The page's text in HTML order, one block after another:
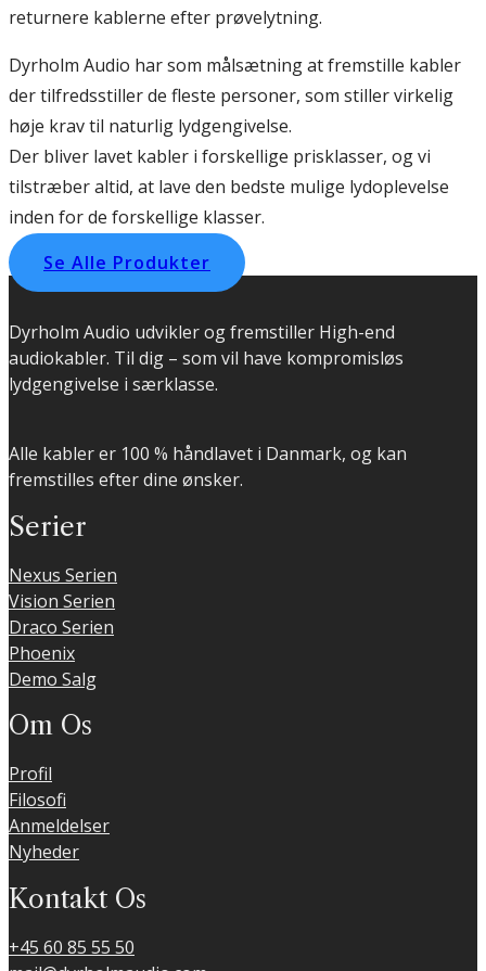
returnere kablerne efter prøvelytning.
Dyrholm Audio har som målsætning at fremstille kabler
der tilfredsstiller de fleste personer, som stiller virkelig
høje krav til naturlig lydgengivelse.
Der bliver lavet kabler i forskellige prisklasser, og vi
tilstræber altid, at lave den bedste mulige lydoplevelse
inden for de forskellige klasser.
Se Alle Produkter
Dyrholm Audio udvikler og fremstiller High-end
audiokabler. Til dig – som vil have kompromisløs
lydgengivelse i særklasse.
Alle kabler er 100 % håndlavet i Danmark, og kan
fremstilles efter dine ønsker.
Serier
Nexus Serien
Vision Serien
Draco Serien
Phoenix
Demo Salg
Om Os
Profil
Filosofi
Anmeldelser
Nyheder
Kontakt Os
+45 60 85 55 50